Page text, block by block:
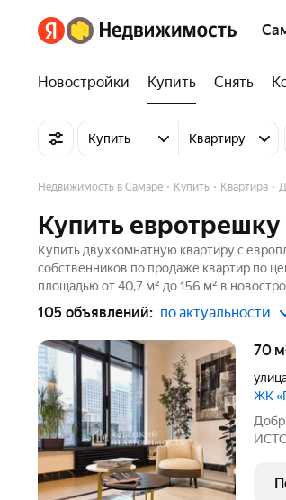
Новостройки Купить Снять
Купить Квартиру
Недвижимость в Самаре Купить Квартира
Купить
Купить двухкомнатную квартиру с
собственников по продаже квартир по
площадью от 40,7 м² до 156 м² в
105 объявлений: по актуальности
70
ЖК